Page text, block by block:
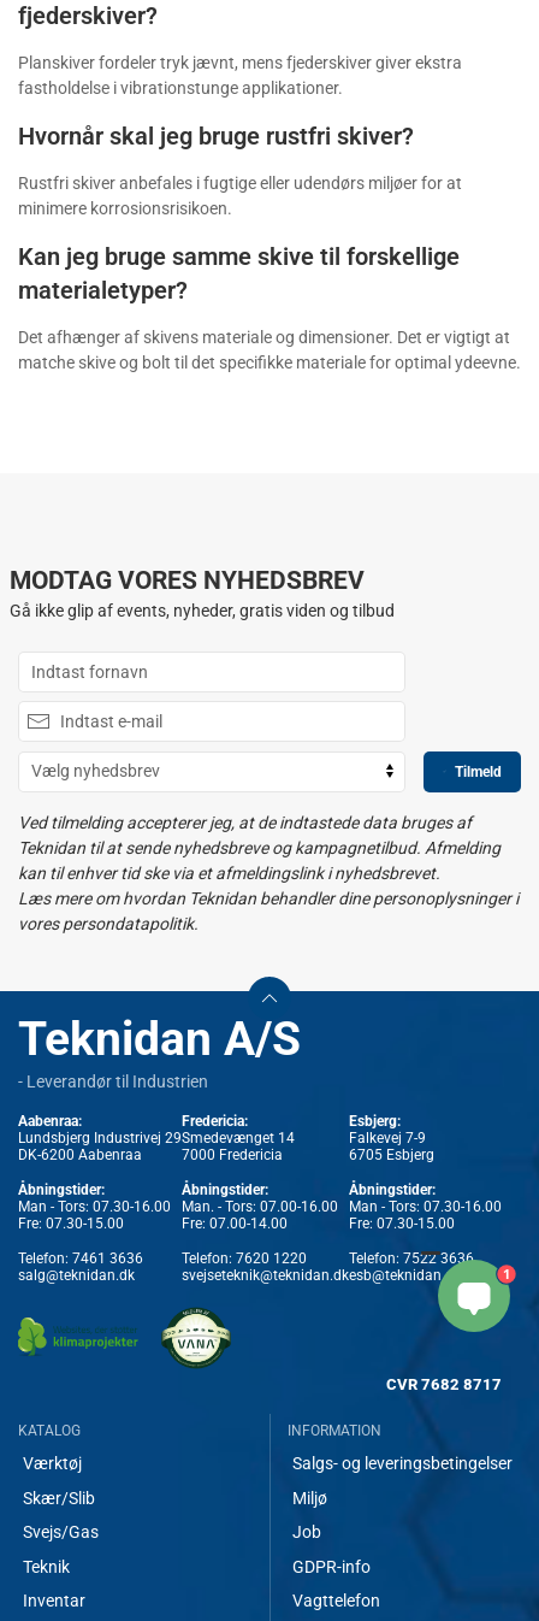
fjederskiver?
Planskiver fordeler tryk jævnt, mens fjederskiver giver ekstra
fastholdelse i vibrationstunge applikationer.
Hvornår skal jeg bruge rustfri skiver?
Rustfri skiver anbefales i fugtige eller udendørs miljøer for at
minimere korrosionsrisikoen.
Kan jeg bruge samme skive til forskellige
materialetyper?
Det afhænger af skivens materiale og dimensioner. Det er vigtigt at
matche skive og bolt til det specifikke materiale for optimal ydeevne.
MODTAG VORES NYHEDSBREV
Gå ikke glip af events, nyheder, gratis viden og tilbud
Tilmeld
Ved tilmelding accepterer jeg, at de indtastede data bruges af
Teknidan til at sende nyhedsbreve og kampagnetilbud. Afmelding
kan til enhver tid ske via et afmeldingslink i nyhedsbrevet.
Læs mere om hvordan Teknidan behandler dine personoplysninger i
vores persondatapolitik.
Teknidan A/S
- Leverandør til Industrien
Aabenraa:
Lundsbjerg Industrivej 29
DK-6200 Aabenraa
Åbningstider:
Man - Tors: 07.30-16.00
Fre: 07.30-15.00
Telefon: 7461 3636
salg@teknidan.dk
Fredericia:
Smedevænget 14
7000 Fredericia
Åbningstider:
Man. - Tors: 07.00-16.00
Fre: 07.00-14.00
Telefon: 7620 1220
svejseteknik@teknidan.dk
Esbjerg:
Falkevej 7-9
6705 Esbjerg
Åbningstider:
Man - Tors: 07.30-16.00
Fre: 07.30-15.00
Telefon: 7522 3636
esb@teknidan.dk
CVR 7682 8717
KATALOG
Værktøj
Skær/Slib
Svejs/Gas
Teknik
Inventar
INFORMATION
Salgs- og leveringsbetingelser
Miljø
Job
GDPR-info
Vagttelefon
1